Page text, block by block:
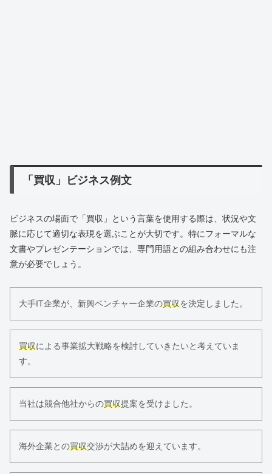
「買収」ビジネス例文
ビジネスの場面で「買収」という言葉を使用する際は、状況や文
脈に応じて適切な表現を選ぶことが大切です。特にフォーマルな
文書やプレゼンテーションでは、専門用語との組み合わせにも注
意が必要でしょう。
大手IT企業が、新興ベンチャー企業の買収を決定しました。
買収による事業拡大戦略を検討していきたいと考えていま
す。
当社は競合他社からの買収提案を受けました。
海外企業との買収交渉が大詰めを迎えています。